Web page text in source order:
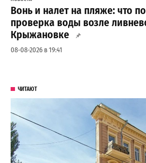
Вонь и налет на пляже: что
проверка воды возле
Крыжановке
08-08-2026 в 19:41
ЧИТАЮТ